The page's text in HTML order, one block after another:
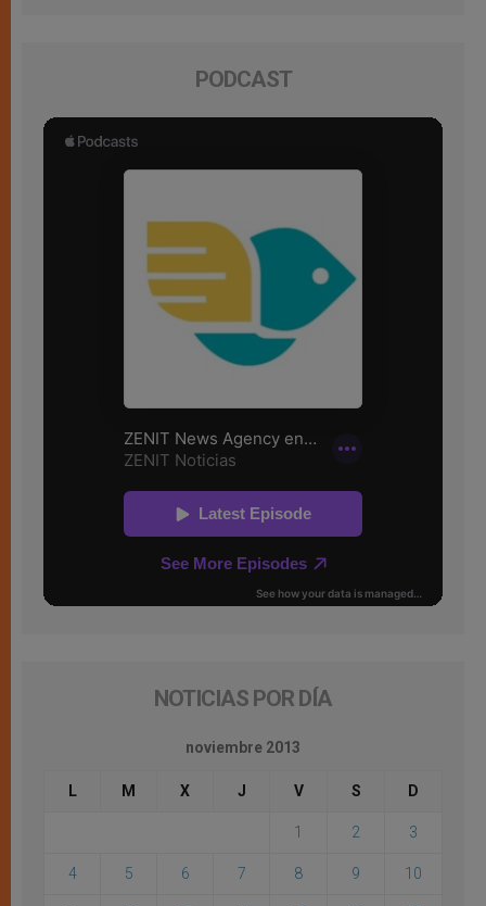
PODCAST
NOTICIAS POR DÍA
noviembre 2013
L M X J V S D
1 2 3
4 5 6 7 8 9 10